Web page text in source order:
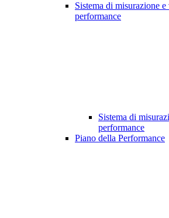
Sistema di misurazione
performance
Sistema di
performance
Piano della Performance